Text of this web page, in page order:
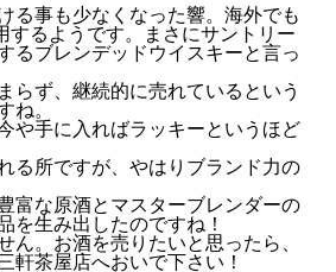
る事も少なくなった響。海外でも
するようです。まさにサントリー
るブレンデッドウイスキーと言っ
らず、継続的に売れているという
ね。
や手に入ればラッキーというほど
る所ですが、やはりブランド力の
富な原酒とマスターブレンダーの
を生み出したのですね！
ん。お酒を売りたいと思ったら、
軒茶屋店へおいで下さい！